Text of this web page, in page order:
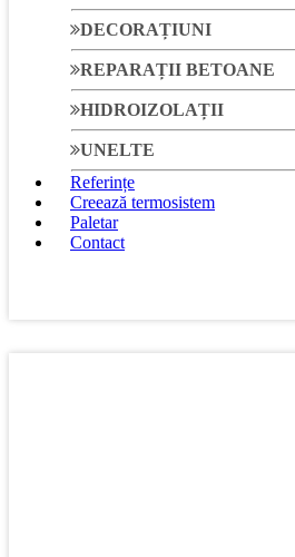
DECORAȚIUNI
REPARAȚII BETOANE
HIDROIZOLAȚII
UNELTE
Referințe
Creează termosistem
Paletar
Contact